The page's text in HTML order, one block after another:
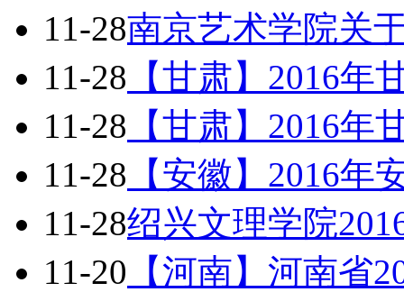
11-28南京艺术学院关
11-28 【甘肃】2016年
11-28 【甘肃】2016年
11-28 【安徽】2016年
11-28绍兴文理学院
11-20 【河南】河南省